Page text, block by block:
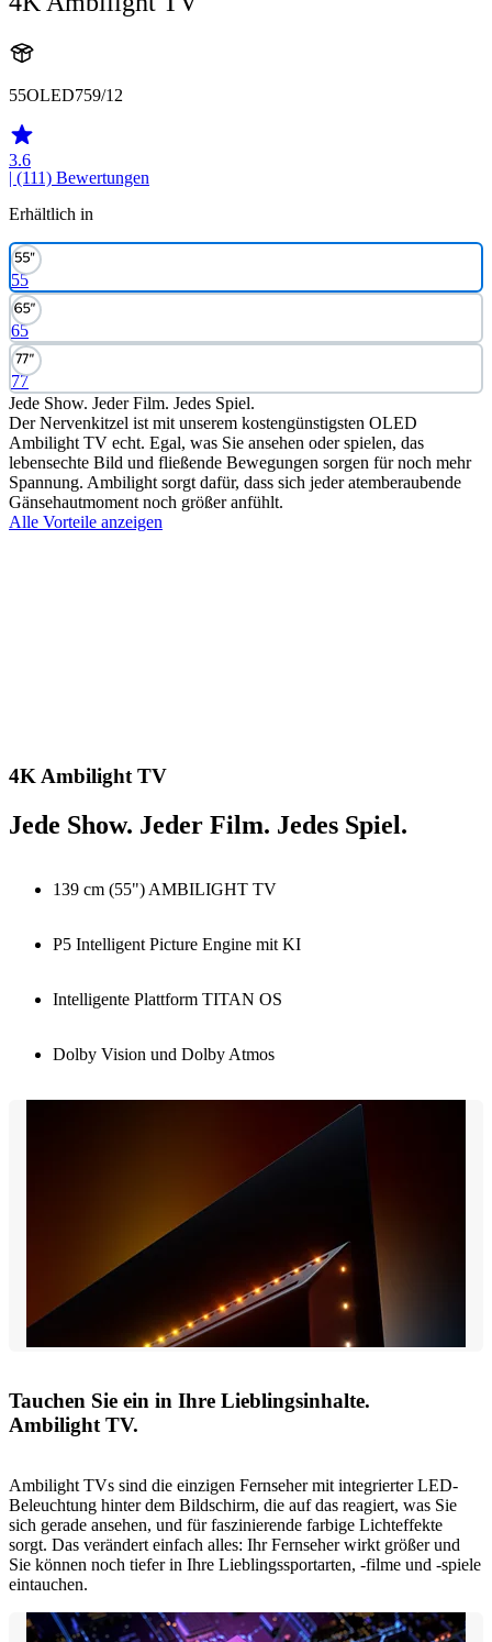
55OLED759/12
3.6
| (111) Bewertungen
Erhältlich in
55
65
77
Jede Show. Jeder Film. Jedes Spiel.
Der Nervenkitzel ist mit unserem kostengünstigsten OLED
Ambilight TV echt. Egal, was Sie ansehen oder spielen, das
lebensechte Bild und fließende Bewegungen sorgen für noch mehr
Spannung. Ambilight sorgt dafür, dass sich jeder atemberaubende
Gänsehautmoment noch größer anfühlt.
Alle Vorteile anzeigen
4K Ambilight TV
Jede Show. Jeder Film. Jedes Spiel.
139 cm (55") AMBILIGHT TV
P5 Intelligent Picture Engine mit KI
Intelligente Plattform TITAN OS
Dolby Vision und Dolby Atmos
Tauchen Sie ein in Ihre Lieblingsinhalte.
Ambilight TV.
Ambilight TVs sind die einzigen Fernseher mit integrierter LED-
Beleuchtung hinter dem Bildschirm, die auf das reagiert, was Sie
sich gerade ansehen, und für faszinierende farbige Lichteffekte
sorgt. Das verändert einfach alles: Ihr Fernseher wirkt größer und
Sie können noch tiefer in Ihre Lieblingssportarten, -filme und -spiele
eintauchen.